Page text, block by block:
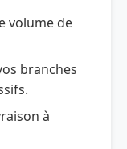
volume de
branches
à